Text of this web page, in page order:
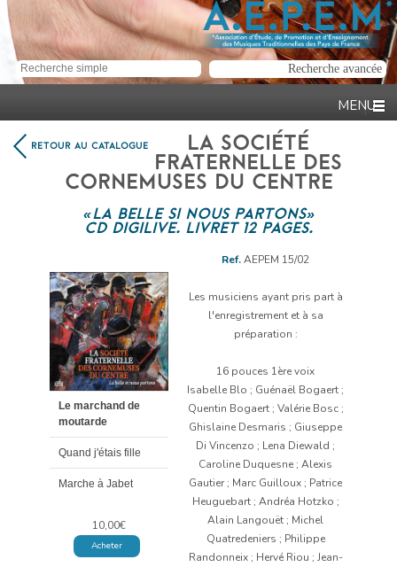
RETOUR AU CATALOGUE
LA SOCIÉTÉ
FRATERNELLE DES
CORNEMUSES DU CENTRE
« LA BELLE SI NOUS PARTONS »
CD DIGILIVE. LIVRET 12 PAGES.
Lecteur
audio
0:00 / 1:26
Le marchand de
moutarde
Quand j'étais fille
Marche à Jabet
10,00€
Acheter
Ref.AEPEM 15/02
Les musiciens ayant pris part à
l'enregistrement et à sa
préparation :
16 pouces 1ère voix
Isabelle Blo ; Guénaël Bogaert ;
Quentin Bogaert ; Valérie Bosc ;
Ghislaine Desmaris ; Giuseppe
Di Vincenzo ; Lena Diewald ;
Caroline Duquesne ; Alexis
Gautier ; Marc Guilloux ; Patrice
Heuguebart ; Andréa Hotzko ;
Alain Langouët ; Michel
Quatredeniers ; Philippe
Randonneix ; Hervé Riou ; Jean-